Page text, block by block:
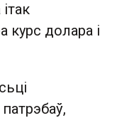
курс долара і